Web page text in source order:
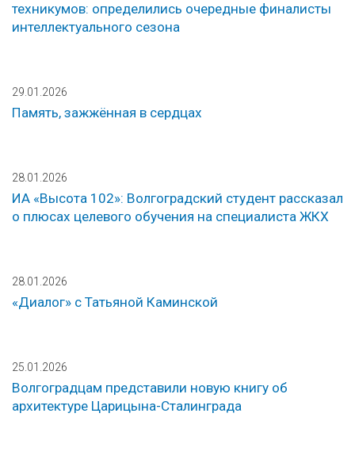
техникумов: определились очередные финалисты
интеллектуального сезона
29.01.2026
Память, зажжённая в сердцах
28.01.2026
ИА «Высота 102»: Волгоградский студент рассказал
о плюсах целевого обучения на специалиста ЖКХ
28.01.2026
«Диалог» с Татьяной Каминской
25.01.2026
Волгоградцам представили новую книгу об
архитектуре Царицына-Сталинграда